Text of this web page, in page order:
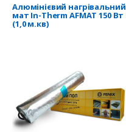
Алюмінієвий нагрівальний
мат In-Therm AFMAT 150 Вт
(1,0 м.кв)